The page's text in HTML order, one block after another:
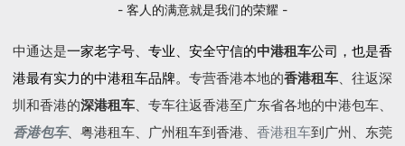
- 客人的满意就是我们的荣耀 -
中通达是一家老字号、专业、安全守信的中港租车公司，也是香
港最有实力的中港租车品牌。 专营香港本地的香港租车、往返深
圳和香港的深港租车、专车往返香港至广东省各地的中港包车、
香港包车、 粤港租车、广州租车到香港、 香港租车到广州、东莞